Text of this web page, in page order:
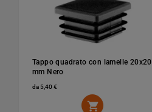
Tappo quadrato con lamelle 20x20
mm Nero
da 5,40 €
